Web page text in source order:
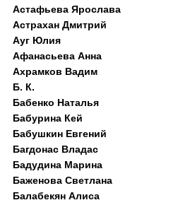
Астафьева Ярослава
Астрахан Дмитрий
Ауг Юлия
Афанасьева Анна
Ахрамков Вадим
Б. К.
Бабенко Наталья
Бабурина Кей
Бабушкин Евгений
Багдонас Владас
Бадудина Марина
Баженова Светлана
Балабекян Алиса